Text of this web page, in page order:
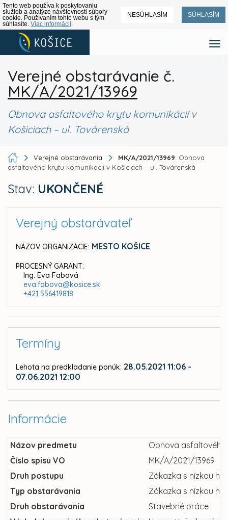
Tento web používa k poskytovaniu
služieb a analýze návštevnosti súbory
cookie. Používaním tohto webu s tým
súhlasíte. Viac informácií
NESÚHLASÍM SÚHLASÍM
Verejné obstarávanie č.
MK/A/2021/13969
Obnova asfaltového krytu komunikácií v
Košiciach – ul. Továrenská
Verejné obstarávania MK/A/2021/13969: Obnova
asfaltového krytu komunikácií v Košiciach – ul. Továrenská
Stav: UKONČENÉ
Verejný obstarávateľ
NÁZOV ORGANIZÁCIE: MESTO KOŠICE
PROCESNÝ GARANT:
Ing. Eva Fabová
eva.fabova@kosice.sk
+421 556419818
Termíny
Lehota na predkladanie ponúk: 28.05.2021 11:06 -
07.06.2021 12:00
Informácie
Názov predmetu
Obnova asfaltového
Číslo spisu VO
MK/A/2021/13969
Druh postupu
Zákazka s nízkou
Typ obstarávania
Zákazka s nízkou
Druh obstarávania
Stavebné práce